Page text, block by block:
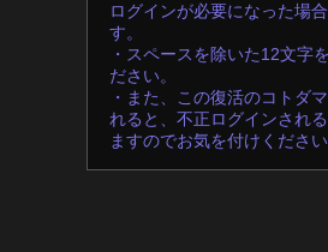
ログインが必要になった場
す。
・スペースを除いた12文字
ださい。
・また、この復活のコトダ
れると、不正ログインされ
ますのでお気を付けください